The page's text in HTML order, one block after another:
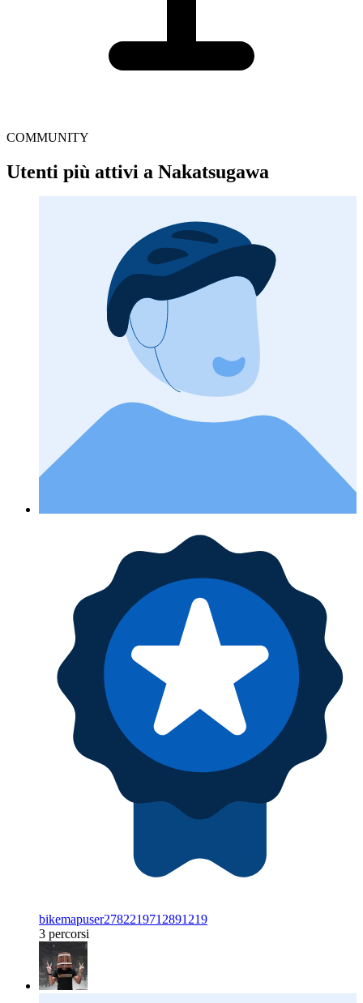
COMMUNITY
Utenti più attivi a Nakatsugawa
bikemapuser2782219712891219
3 percorsi